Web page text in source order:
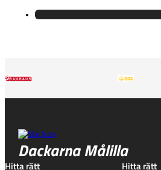
Dackarna Målilla
Hitta rätt Hitta rätt